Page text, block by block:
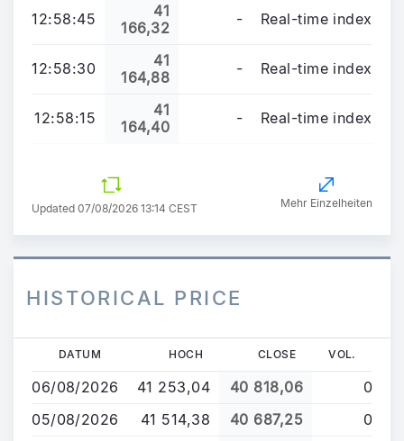
12:58:45
41
166,32
- Real-time index
12:58:30
41
164,88
- Real-time index
12:58:15
41
164,40
- Real-time index
Updated 07/08/2026 13:14 CEST Mehr Einzelheiten
HISTORICAL PRICE
Direkt
Inhalt
DATUM HOCH CLOSE VOL.
06/08/2026 41 253,04 40 818,06
0
05/08/2026
41 514,38 40 687,25
0